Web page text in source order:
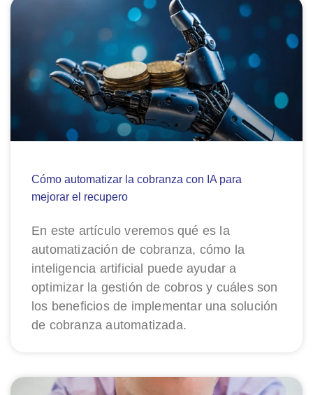
Cómo automatizar la cobranza con IA para
mejorar el recupero
En este artículo veremos qué es la
automatización de cobranza, cómo la
inteligencia artificial puede ayudar a
optimizar la gestión de cobros y cuáles son
los beneficios de implementar una solución
de cobranza automatizada.